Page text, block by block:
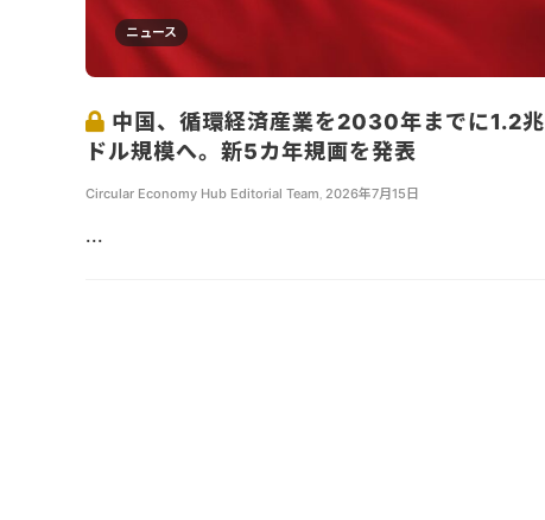
ニュース
中国、循環経済産業を2030年までに1.2兆
ドル規模へ。新5カ年規画を発表
Circular Economy Hub Editorial Team 2026年7月15日
...